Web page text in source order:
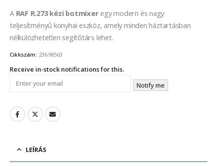
A RAF R.273 kézi botmixeregy modern és nagy
teljesítményű konyhai eszköz, amely minden háztartásban
nélkülözhetetlen segítőtárs lehet.
Cikkszám: 23698563
Receive in-stock notifications for this.
Notify me
LEÍRÁS